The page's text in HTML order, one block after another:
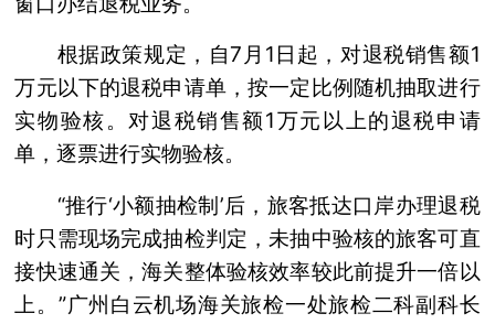
根据政策规定，自7月1日起，对退税销售额1
万元以下的退税申请单，按一定比例随机抽取进行
实物验核。对退税销售额1万元以上的退税申请
单，逐票进行实物验核。
“推行‘小额抽检制’后，旅客抵达口岸办理退税
时只需现场完成抽检判定，未抽中验核的旅客可直
接快速通关，海关整体验核效率较此前提升一倍以
上。”广州白云机场海关旅检一处旅检二科副科长